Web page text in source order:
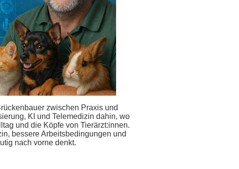
zwischen Praxis und
KI und Telemedizin dahin, wo
und die Köpfe von Tierärzt:innen.
bessere Arbeitsbedingungen und
nach vorne denkt.